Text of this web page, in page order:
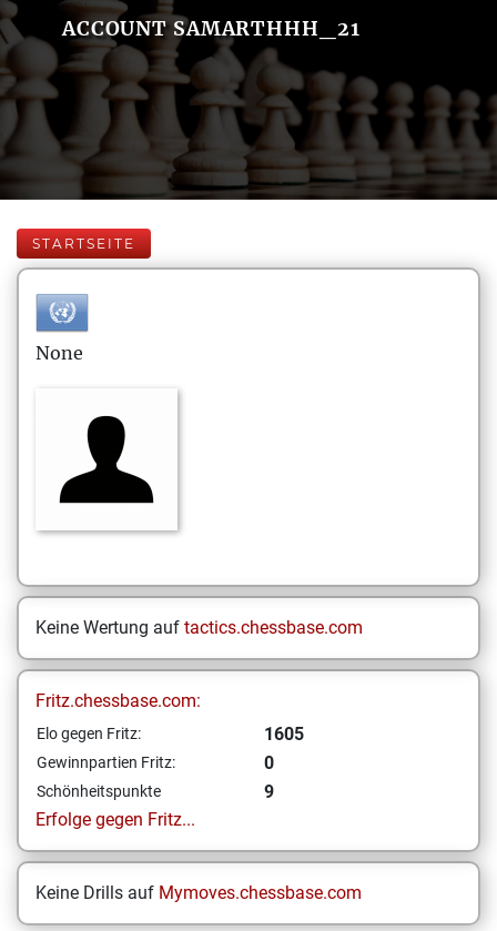
ACCOUNT SAMARTHHH_21
STARTSEITE
None
Keine Wertung auf tactics.chessbase.com
Fritz.chessbase.com:
Elo gegen Fritz: 1605
Gewinnpartien Fritz: 0
Schönheitspunkte
9
Erfolge gegen Fritz...
Keine Drills auf Mymoves.chessbase.com